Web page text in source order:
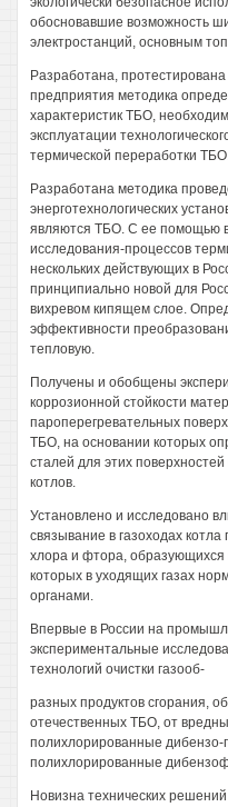
обосновавшие возможность
электростанций, основным
Разработана,
предприятия методика
характеристик ТБО,
эксплуатации
термической переработки
Разработана методика
энерготехнологических
являются ТБО. С ее помощью
исследования-процессов
нескольких действующих в
принципиально новой для
вихревом кипящем слое.
эффективности
тепловую.
Получены и обобщены
коррозионной стойкости
пароперегревательных
ТБО, на основании которых
сталей для этих
котлов.
Установлено и исследовано
связывание в газоходах
хлора и фтора, образующихся
которых в уходящих газах
органами.
Впервые в России на
экспериментальные
технологий очистки газооб-
разных продуктов сгорания,
отечественных ТБО, от
полихлорированные
полихлорированные
Новизна технических